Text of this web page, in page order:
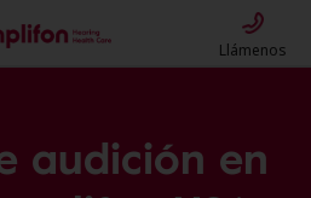
Llámenos
audición en